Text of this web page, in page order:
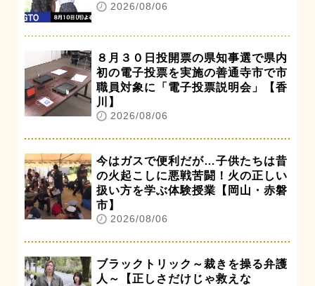
2026/08/06
８月３０日投開票の県知事選で県内
初の電子投票を実施の善通寺市で市
職員対象に「電子投票説明会」【香
川】
2026/08/06
今はガスで便利だが…子供たちは昔
の火起こしに悪戦苦闘！火の正しい
扱い方を学ぶ体験授業【岡山・赤磐
市】
2026/08/06
ブラックトリック～裁きを操る弁護
人～【正しさだけじゃ救えな